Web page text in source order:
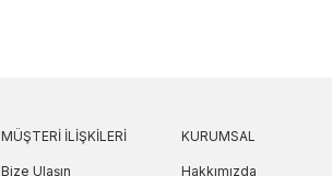
MÜŞTERI İLIŞKILERI
Bize Ulaşın
KURUMSAL
Hakkımızda